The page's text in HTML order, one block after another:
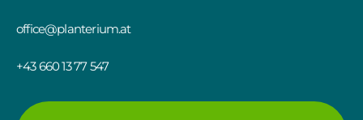
office@planterium.at
+43 660 13 77 547